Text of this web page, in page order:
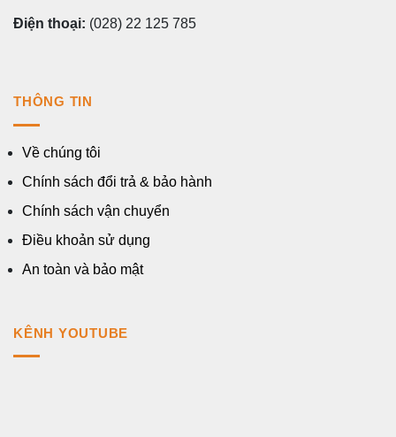
Điện thoại: (028) 22 125 785
THÔNG TIN
Về chúng tôi
Chính sách đổi trả & bảo hành
Chính sách vận chuyển
Điều khoản sử dụng
An toàn và bảo mật
KÊNH YOUTUBE